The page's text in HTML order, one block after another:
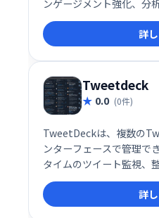
ンゲージメント強化、分
ます。ソーシャルメディ
客やファンとの関係構築
の成長をサポートします
詳
Tweetdeck
0.0 (0件)
TweetDeckは、複数の
ンターフェースで管理で
タイムのツイート監視、
を備え、企業のソーシャ
す。複数のアカウントを
果的な情報発信を実現し
詳